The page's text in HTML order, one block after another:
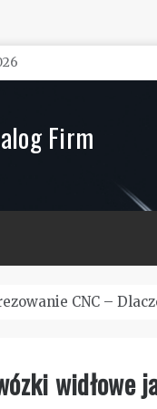
Firm
CNC –
widłowe